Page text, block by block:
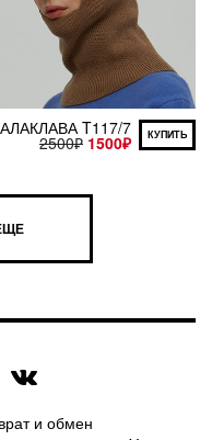
T117/7
2500₽ 1500₽ КУПИТЬ
7
и обмен